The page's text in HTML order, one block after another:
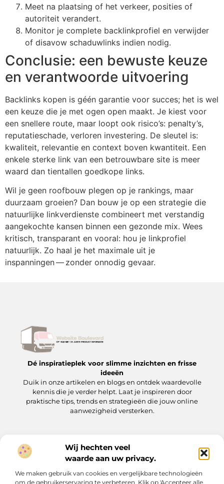
Wij hechten veel
waarde aan uw privacy.
We maken gebruik van cookies en vergelijkbare technologieën
om de gebruikerservaring te verbeteren. Klik op 'Accepteer alle
Meet na plaatsing of het verkeer, posities of
autoriteit verandert.
Monitor je complete backlinkprofiel en verwijder
of disavow schaduwlinks indien nodig.
Conclusie: een bewuste keuze
en verantwoorde uitvoering
Backlinks kopen is géén garantie voor succes; het is wel
een keuze die je met ogen open maakt. Je kiest voor
een snellere route, maar loopt ook risico’s: penalty’s,
reputatieschade, verloren investering. De sleutel is:
kwaliteit, relevantie en context boven kwantiteit. Een
enkele sterke link van een betrouwbare site is meer
waard dan tientallen goedkope links.
Wil je geen roofbouw plegen op je rankings, maar
duurzaam groeien? Dan bouw je op een strategie die
natuurlijke linkverdienste combineert met verstandig
aangekochte kansen binnen een gezonde mix. Wees
kritisch, transparant en vooral: hou je linkprofiel
natuurlijk. Zo haal je het maximale uit je
inspanningen — zonder onnodig gevaar.
Dé inspiratieplek voor slimme inzichten en frisse
ideeën
Duik in onze artikelen en blogs en ontdek waardevolle
kennis die je verder helpt. Laat je inspireren door
praktische tips, trends en strategieën die jouw online
aanwezigheid versterken.
Onze informatie
Bericht categorie